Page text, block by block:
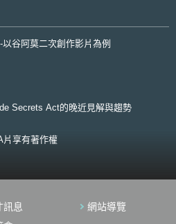
術團體大多持肯定見解，認為TDM行為中
權授權；然創意產業則多持否定見解，認
以對此加以澄清，並討論是否需要修改原
於在創作作品時運用技能和判斷力的自
； (3)為人工智慧生成的作品創設一套新
業者、工程師或其他相關人等是否有侵權
谷阿莫二次創作影片為例
Secrets Act的晚近見解與趨勢
片享有著作權
訊息
網站導覽